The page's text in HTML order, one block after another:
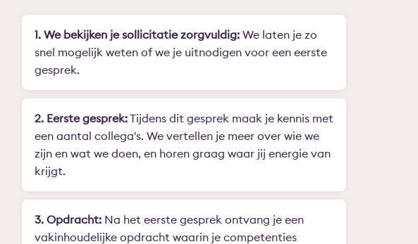
1. We bekijken je sollicitatie zorgvuldig: We laten je zo
snel mogelijk weten of we je uitnodigen voor een eerste
gesprek.
2. Eerste gesprek:Tijdens dit gesprek maak je kennis met
een aantal collega's. We vertellen je meer over wie we
zijn en wat we doen, en horen graag waar jij energie van
krijgt.
3. Opdracht: Na het eerste gesprek ontvang je een
vakinhoudelijke opdracht waarin je competenties